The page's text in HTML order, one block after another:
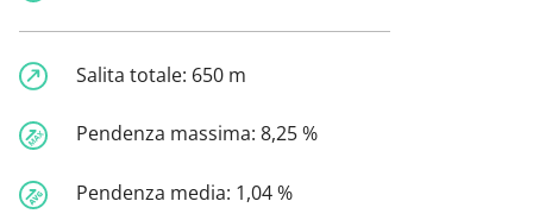
Salita totale: 650 m
Pendenza massima: 8,25 %
Pendenza media: 1,04 %